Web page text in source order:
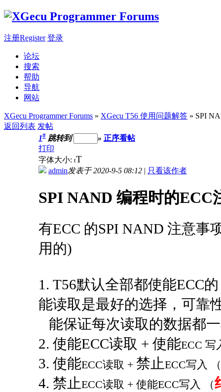
注册Register 登录
论坛
搜索
帮助
导航
网站
XGecu Programmer Forums » XGecu T56 使用问题解答 » SPI
返回列表 发帖
1# 跳转到 » 正序看帖
打印
字体大小: tT
admin发表于 2020-9-5 08:12 | 只看该作者
SPI NAND 编程时的ECC
有ECC 的SPI NAND 注意事
用的)
1. T56默认全部都使能ECC
能读取是最好的选择，可靠
能保证每次读取的数据都
2. 使能ECC读取 + 使能ECC 写
3. 使能ECC读取 + 禁止ECC写入
4. 禁止ECC读取 + 使能ECC写入 （